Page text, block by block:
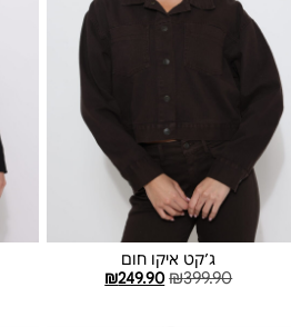
ג׳קט איקו חום
₪399.90
₪249.90